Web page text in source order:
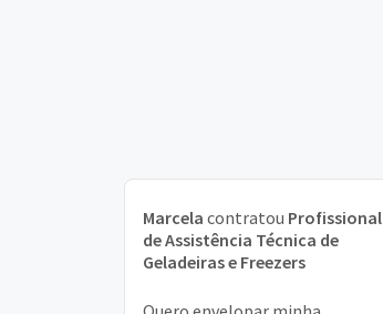
Marcela contratou Profissional
de Assistência Técnica de
Geladeiras e Freezers